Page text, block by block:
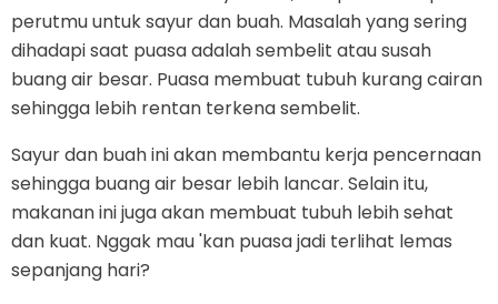
perutmu untuk sayur dan buah. Masalah yang sering
dihadapi saat puasa adalah sembelit atau susah
buang air besar. Puasa membuat tubuh kurang cairan
sehingga lebih rentan terkena sembelit.
Sayur dan buah ini akan membantu kerja pencernaan
sehingga buang air besar lebih lancar. Selain itu,
makanan ini juga akan membuat tubuh lebih sehat
dan kuat. Nggak mau 'kan puasa jadi terlihat lemas
sepanjang hari?